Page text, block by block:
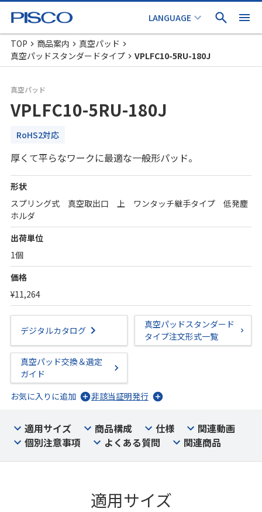
TOP 商品案内
真空パッド
真空パッドスタンダードタイプ
VPLFC10-5RU-180J
真空パッド
VPLFC10-5RU-180J
RoHS2対応
厚くて平らなワークに最適な一般形パッド。
形状
スプリング式 真空取出口 上 ワンタッチ継手タイプ 低発塵
ホルダ
出荷単位
1個
価格
¥11,264
デジタルカタログ
真空パッドスタンダード
タイプ注文形式一覧
真空パッド交換＆選定
ガイド
お気に入りに追加
非該当証明発行
適用サイズ 商品構成 仕様
関連動画
個別注意事項
よくある質問 関連商品
適用サイズ